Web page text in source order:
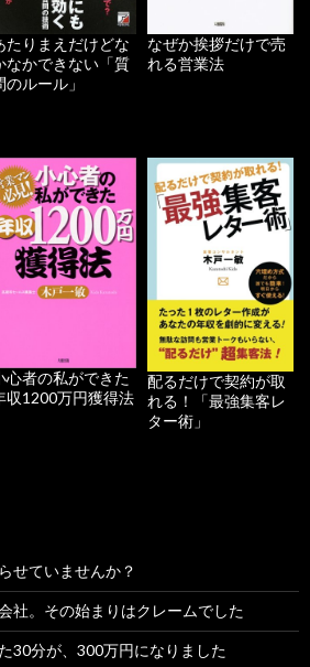
たりまえだけどな
なかできない「質
のルール」
なぜか挨拶だけで売
れる営業法
心者の私ができた
収1200万円獲得法
配るだけで契約が取
れる！「最強集客レ
ター術」
せていませんか？
社。その始まりはクレームでした
30分が、300万円になりました